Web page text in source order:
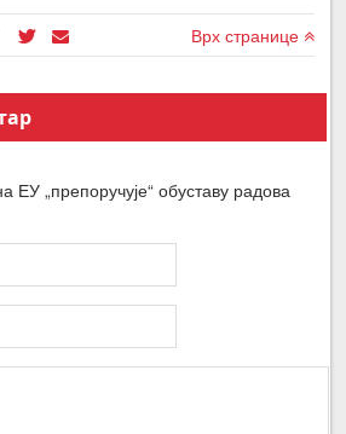
Врх странице
ЕУ „препоручује“ обуставу радова